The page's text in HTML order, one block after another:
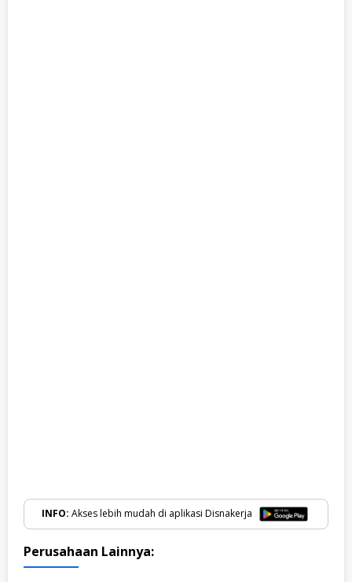
INFO: Akses lebih mudah di aplikasi Disnakerja
Perusahaan Lainnya: